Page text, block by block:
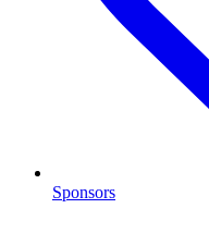
Sponsors